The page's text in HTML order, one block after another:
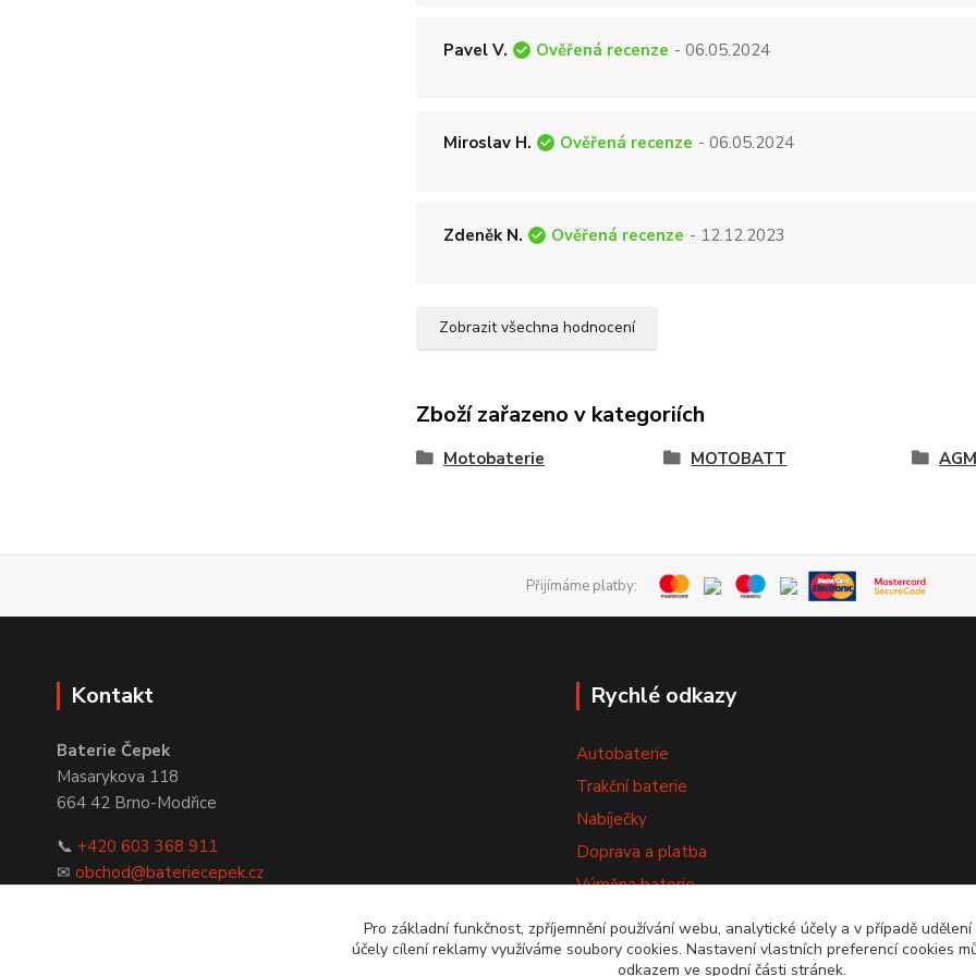
Pavel V. Ověřená recenze - 06.05.2024
Miroslav H. Ověřená recenze - 06.05.2024
Zdeněk N. Ověřená recenze - 12.12.2023
Zobrazit všechna hodnocení
Zboží zařazeno v kategoriích
Motobaterie MOTOBATT AGM
Přijímáme platby:
Kontakt
Baterie Čepek
Masarykova 118
664 42 Brno-Modřice
📞 +420 603 368 911
✉ obchod@bateriecepek.cz
Rychlé odkazy
Autobaterie
Trakční baterie
Nabíječky
Doprava a platba
Výměna baterie
Obchodní podmínky
Pro základní funkčnost, zpříjemnění používání webu, analytické účely a v případě
účely cílení reklamy využíváme soubory cookies. Nastavení vlastních preferencí cookies
odkazem ve spodní části stránek.